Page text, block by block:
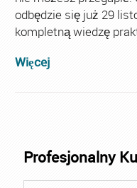
odbędzie się już 29
kompletną wiedzę
Więcej
Profesjonalny